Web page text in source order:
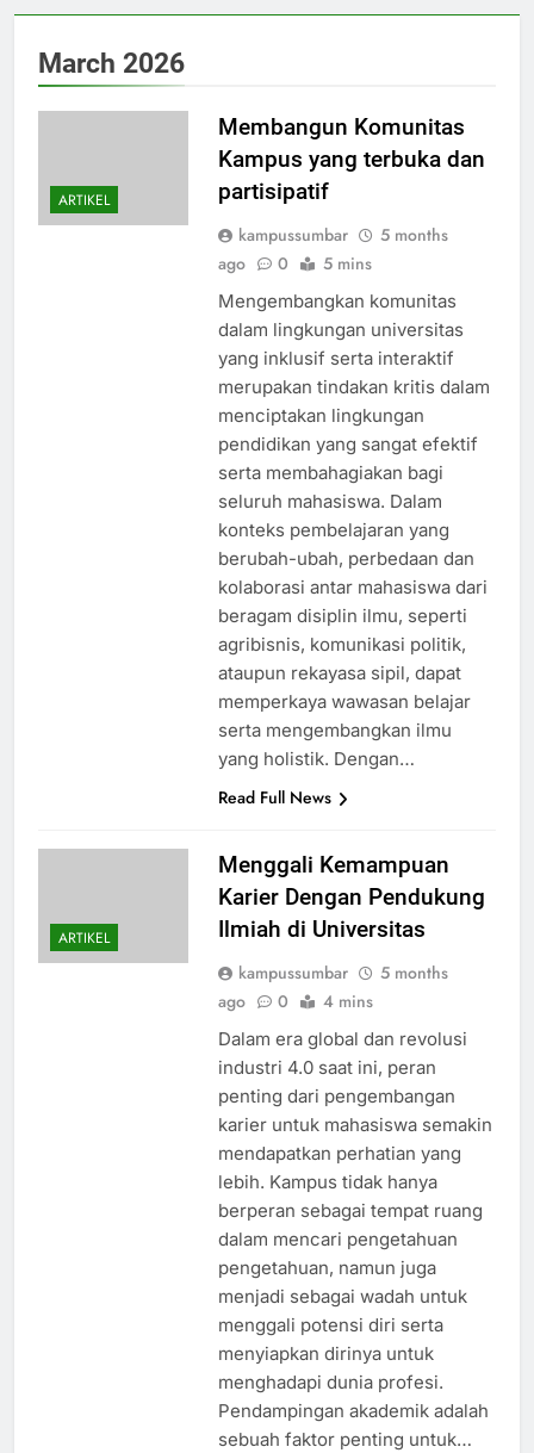
March 2026
ARTIKEL
Membangun Komunitas
Kampus yang terbuka dan
partisipatif
kampussumbar
5 months
ago
0 5 mins
Mengembangkan komunitas
dalam lingkungan universitas
yang inklusif serta interaktif
merupakan tindakan kritis dalam
menciptakan lingkungan
pendidikan yang sangat efektif
serta membahagiakan bagi
seluruh mahasiswa. Dalam
konteks pembelajaran yang
berubah-ubah, perbedaan dan
kolaborasi antar mahasiswa dari
beragam disiplin ilmu, seperti
agribisnis, komunikasi politik,
ataupun rekayasa sipil, dapat
memperkaya wawasan belajar
serta mengembangkan ilmu
yang holistik. Dengan…
Read Full News
ARTIKEL
Menggali Kemampuan
Karier Dengan Pendukung
Ilmiah di Universitas
kampussumbar
5 months
ago
0 4 mins
Dalam era global dan revolusi
industri 4.0 saat ini, peran
penting dari pengembangan
karier untuk mahasiswa semakin
mendapatkan perhatian yang
lebih. Kampus tidak hanya
berperan sebagai tempat ruang
dalam mencari pengetahuan
pengetahuan, namun juga
menjadi sebagai wadah untuk
menggali potensi diri serta
menyiapkan dirinya untuk
menghadapi dunia profesi.
Pendampingan akademik adalah
sebuah faktor penting untuk…